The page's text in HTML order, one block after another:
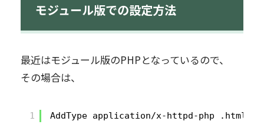
モジュール版での設定方法
最近はモジュール版のPHPとなっているので、
その場合は、
1 AddType application/x-httpd-php .html